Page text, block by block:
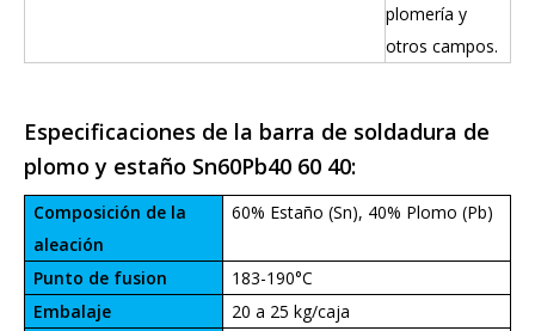
plomería y
otros campos.
Especificaciones de la barra de soldadura de
plomo y estaño Sn60Pb40 60 40:
Composición de la
aleación
60% Estaño (Sn), 40% Plomo (Pb)
Punto de fusion
183-190°C
Embalaje
20 a 25 kg/caja